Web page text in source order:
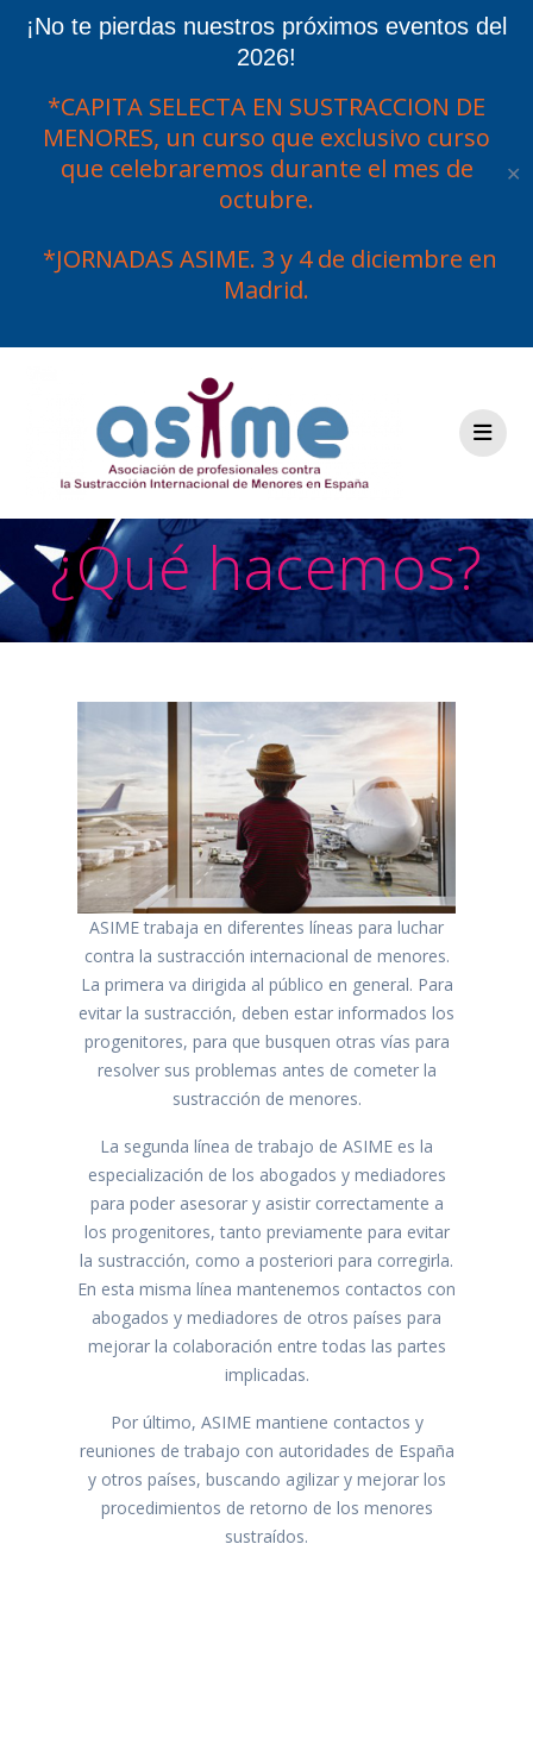
¡No te pierdas nuestros próximos eventos del
2026!
*CAPITA SELECTA EN SUSTRACCION DE
MENORES, un curso que exclusivo curso
que celebraremos durante el mes de
octubre.
*JORNADAS ASIME. 3 y 4 de diciembre en
Madrid.
✕
contenido
¿Qué hacemos?
ASIME trabaja en diferentes líneas para luchar
contra la sustracción internacional de menores.
La primera va dirigida al público en general. Para
evitar la sustracción, deben estar informados los
progenitores, para que busquen otras vías para
resolver sus problemas antes de cometer la
sustracción de menores.
La segunda línea de trabajo de ASIME es la
especialización de los abogados y mediadores
para poder asesorar y asistir correctamente a
los progenitores, tanto previamente para evitar
la sustracción, como a posteriori para corregirla.
En esta misma línea mantenemos contactos con
abogados y mediadores de otros países para
mejorar la colaboración entre todas las partes
implicadas.
Por último, ASIME mantiene contactos y
reuniones de trabajo con autoridades de España
y otros países, buscando agilizar y mejorar los
procedimientos de retorno de los menores
sustraídos.